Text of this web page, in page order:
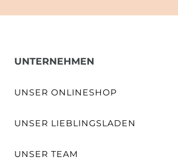
UNTERNEHMEN
UNSER ONLINESHOP
UNSER LIEBLINGSLADEN
UNSER TEAM